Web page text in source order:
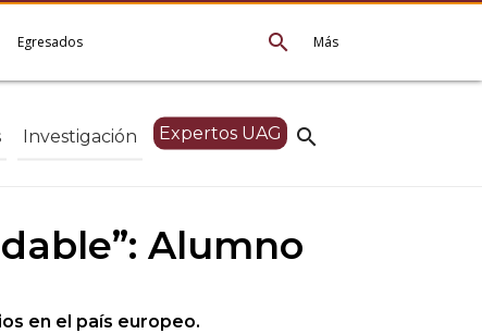
Más
search
Egresados
search
Investigación Expertos UAG
Alumno
en el país europeo.